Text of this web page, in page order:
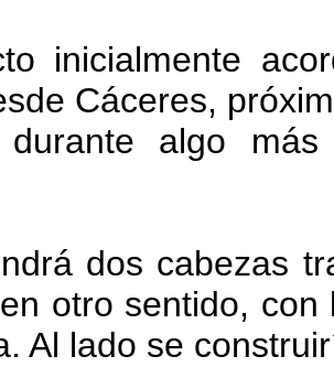
inicialmente
Cáceres,
algo
dos cabezas
otro sentido,
Al lado se